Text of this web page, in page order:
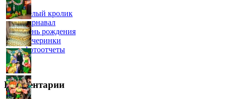
белый кролик
карнавал
день рождения
вечеринки
фотоотчеты
Комментарии